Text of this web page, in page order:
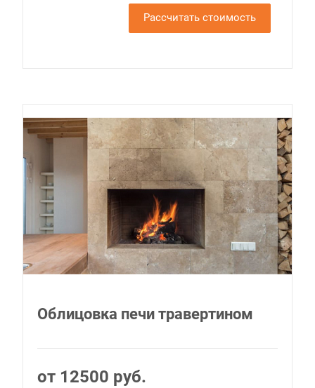
Рассчитать стоимость
Облицовка печи травертином
от 12500 руб.